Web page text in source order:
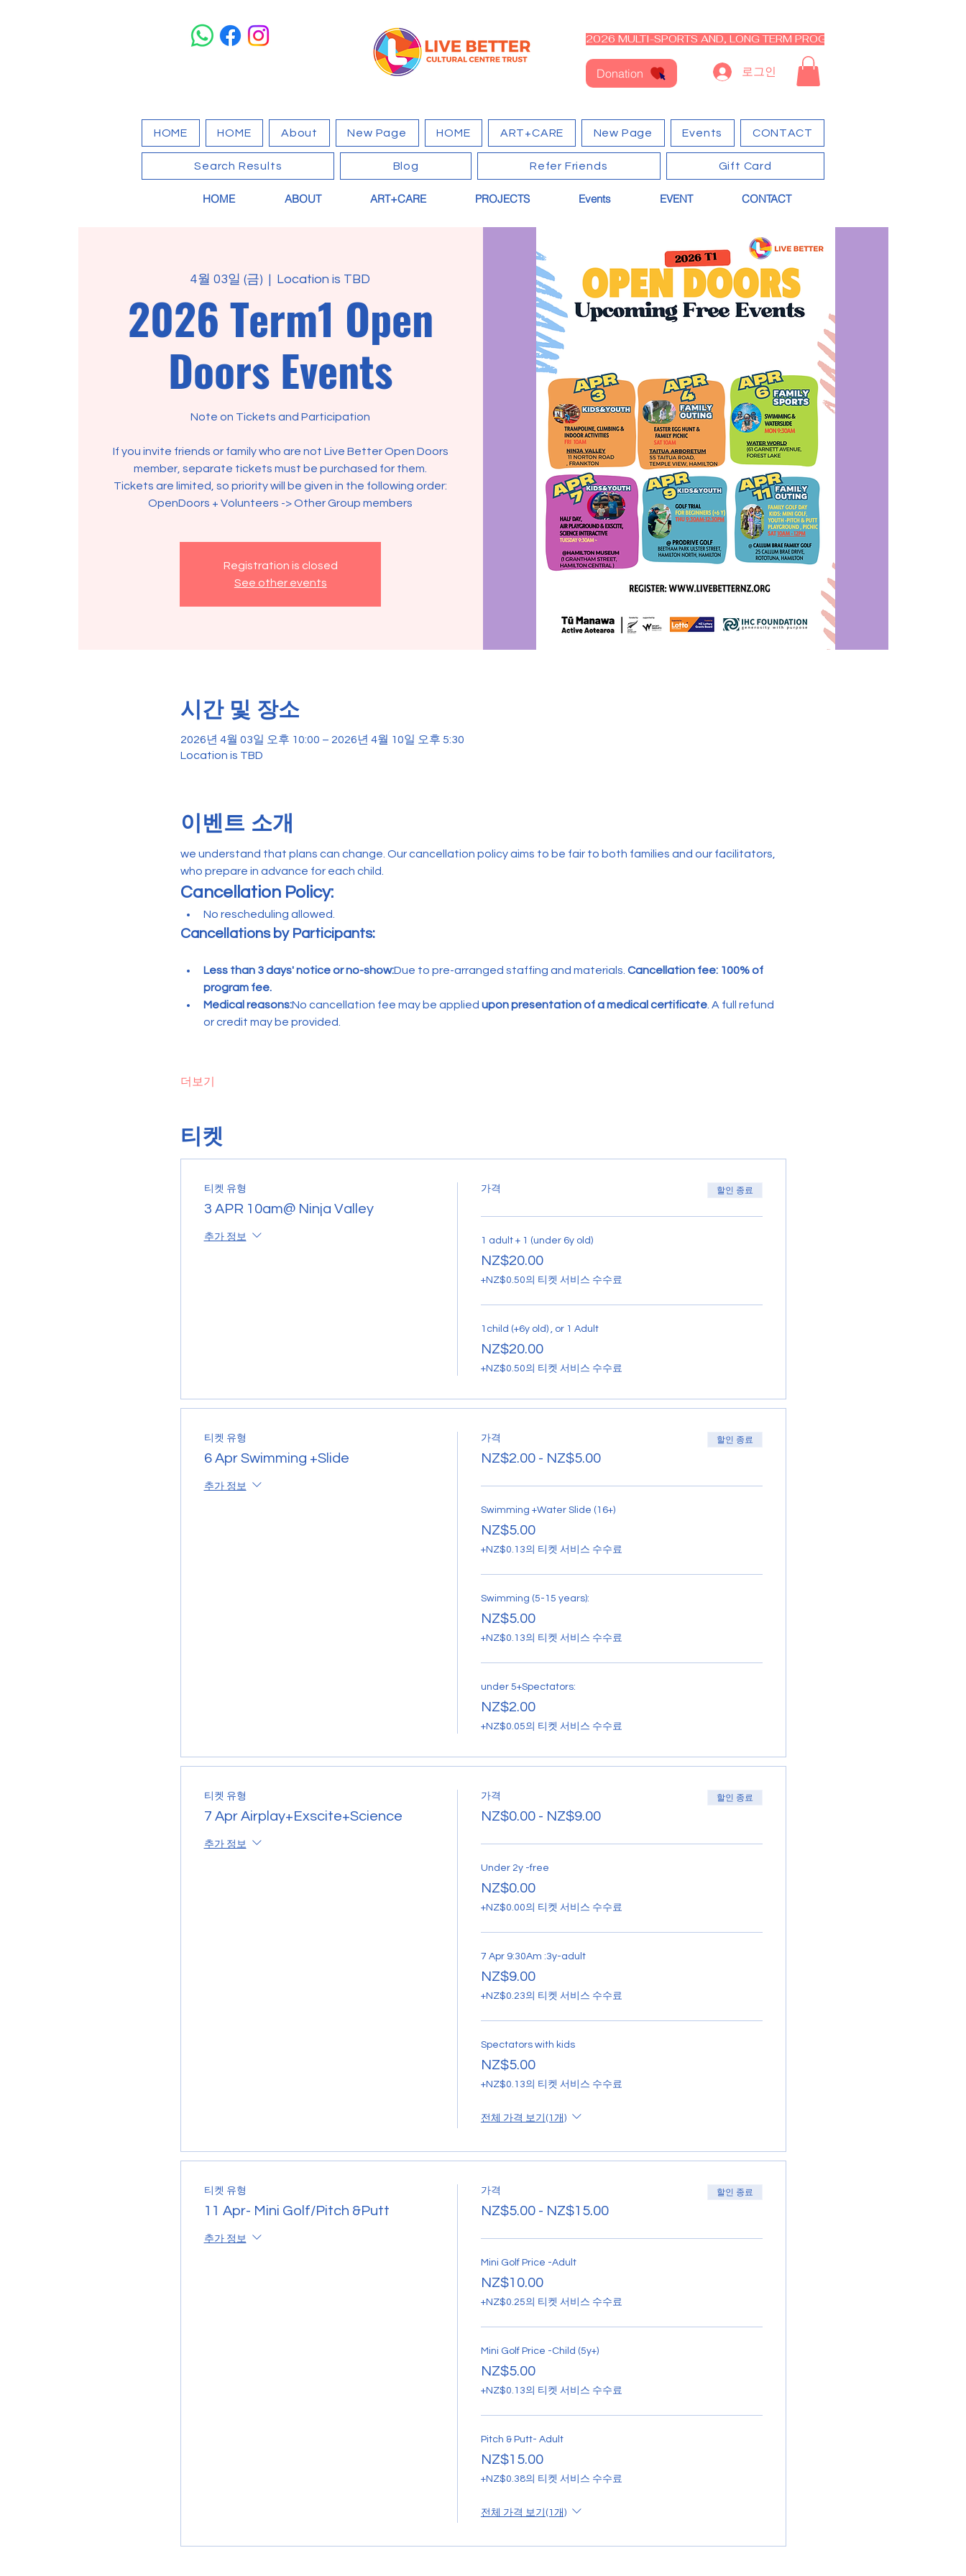
2026 MULTI-SPORTS AND, LONG TERM PROGRAM - CLOSED RE-OPEN
Donation 로그인
HOME HOME About New Page HOME ART+CARE New Page Events CONTACT
Search Results Blog Refer Friends Gift Card
HOME ABOUT ART+CARE PROJECTS Events EVENT CONTACT
4월 03일 (금)
  |
Location is TBD
2026 Term1 Open
Doors Events
Note on Tickets and Participation
If you invite friends or family who are not Live Better Open Doors
member, separate tickets must be purchased for them.
Tickets are limited, so priority will be given in the following order:
OpenDoors + Volunteers -> Other Group members
Registration is closed
See other events
시간 및 장소
2026년 4월 03일 오후 10:00 – 2026년 4월 10일 오후 5:30
Location is TBD
이벤트 소개
we understand that plans can change. Our cancellation policy aims to be fair to both families and our facilitators,
who prepare in advance for each child.
Cancellation Policy:
No rescheduling allowed.
Cancellations by Participants:
Less than 3 days' notice or no-show:Due to pre-arranged staffing and materials. Cancellation fee: 100% of
program fee.
Medical reasons:No cancellation fee may be applied upon presentation of a medical certificate. A full refund
or credit may be provided.
더보기
티켓
티켓 유형
3 APR 10am@ Ninja Valley
추가 정보
가격 할인 종료
1 adult + 1 (under 6y old)
NZ$20.00
+NZ$0.50의 티켓 서비스 수수료
1child (+6y old) , or 1 Adult
NZ$20.00
+NZ$0.50의 티켓 서비스 수수료
티켓 유형
6 Apr Swimming +Slide
추가 정보
가격
NZ$2.00 - NZ$5.00
할인 종료
Swimming +Water Slide (16+)
NZ$5.00
+NZ$0.13의 티켓 서비스 수수료
Swimming (5-15 years):
NZ$5.00
+NZ$0.13의 티켓 서비스 수수료
under 5+Spectators:
NZ$2.00
+NZ$0.05의 티켓 서비스 수수료
티켓 유형
7 Apr Airplay+Exscite+Science
추가 정보
가격
NZ$0.00 - NZ$9.00
할인 종료
Under 2y -free
NZ$0.00
+NZ$0.00의 티켓 서비스 수수료
7 Apr 9:30Am :3y-adult
NZ$9.00
+NZ$0.23의 티켓 서비스 수수료
Spectators with kids
NZ$5.00
+NZ$0.13의 티켓 서비스 수수료
전체 가격 보기(1개)
티켓 유형
11 Apr- Mini Golf/Pitch &Putt
추가 정보
가격
NZ$5.00 - NZ$15.00
할인 종료
Mini Golf Price -Adult
NZ$10.00
+NZ$0.25의 티켓 서비스 수수료
Mini Golf Price -Child (5y+)
NZ$5.00
+NZ$0.13의 티켓 서비스 수수료
Pitch & Putt- Adult
NZ$15.00
+NZ$0.38의 티켓 서비스 수수료
전체 가격 보기(1개)